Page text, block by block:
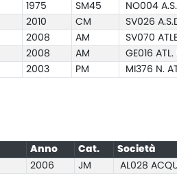
1975 SM45 NO004
2010 CM SV026
2008 AM SV070
2008 AM GE016 ATL.
2003 PM MI376 N.
Anno Cat. Società
2006 JM AL028